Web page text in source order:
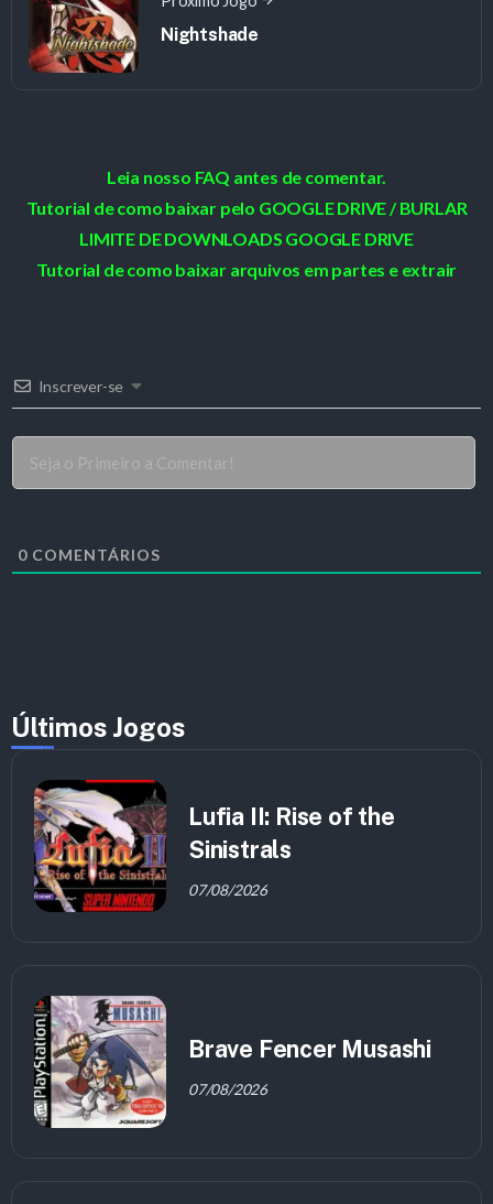
Nightshade
Leia nosso FAQ antes de comentar.
Tutorial de como baixar pelo GOOGLE DRIVE / BURLAR
LIMITE DE DOWNLOADS GOOGLE DRIVE
Tutorial de como baixar arquivos em partes e extrair
Inscrever-se
0 COMENTÁRIOS
Últimos Jogos
Lufia II: Rise of the
Sinistrals
07/08/2026
Brave Fencer Musashi
07/08/2026